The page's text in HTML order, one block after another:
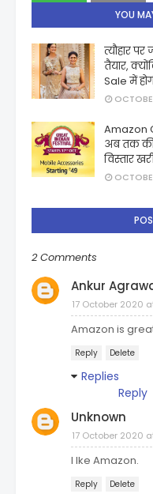
YOU
त्यौहार
तैयार,
Sale में
Amazon
अब तक
विस्तार
2 Comments
Ankur
17 October 2020 at
Amazon is
Reply Delete
Replies
Reply
Unknown
17 October 2020
I lke Amazon.
Reply Delete